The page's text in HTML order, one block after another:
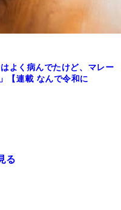
よく病んでたけど、マレー
【連載 なんで令和に
る